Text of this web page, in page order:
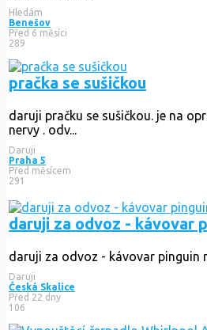
Hledám
Benešov
Před 6 měsíci
289
pračka se sušičkou
daruji pračku se sušičkou. je na
nervy . odv...
Daruji
Praha 5
Před měsícem
291
daruji za odvoz - kávovar
daruji za odvoz - kávovar pinguin
Daruji
Česká Skalice
Před 22 dny
106